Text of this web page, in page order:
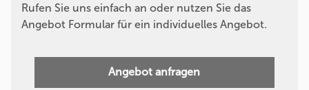
Rufen Sie uns einfach an oder nutzen Sie das
Angebot Formular für ein individuelles Angebot.
Angebot anfragen